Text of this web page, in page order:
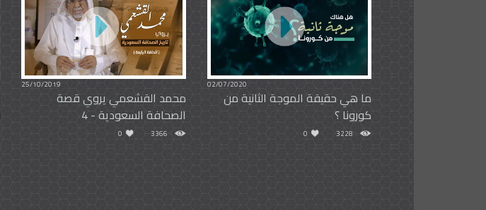
02/07/2020
ما هي حقيقة الموجة الثانية من
كورونا ؟
3228
0
25/10/2019
محمد القشعمي يروي قصة
الصحافة السعودية - 4
3366
0